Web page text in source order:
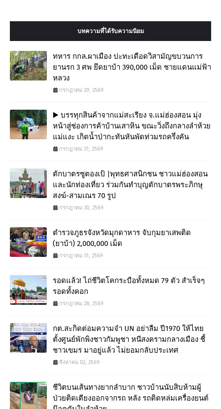
บทความที่ได้รับความนิยม
ทหาร กกล.ผาเมือง ปะทะเดือดวิสามัญขบวนการ
ยานรก 3 ศพ ยึดยาบ้า 390,000 เม็ด ชายแดนแม่ฟ้า
หลวง
กรกฎาคม 29, 2569
▶️ บรรทุกสินค้าจากแม่สะเรียง จ.แม่ฮ่องสอน มุ่ง
หน้าสู่ช่องการค้าบ้านเสาหิน ขณะวิ่งถึงกลางลำห้วย
แม่แงะ เกิดน้ำป่ากะทันหันพัดท่วมรถครึ่งคัน
กรกฎาคม 31, 2569
ตักบาตรซูตองเป้ |พุทธศาสนิกชน ชาวแม่ฮ่องสอน
และนักท่องเที่ยว ร่วมกันทำบุญตักบาตรพระภิกษุ
สงฆ์-สามเณร 70 รูป
กรกฎาคม 30, 2569
ตำรวจภูธรจังหวัดมุกดาหาร จับกุมยาเสพติด
(ยาบ้า) 2,000,000 เม็ด
กรกฎาคม 31, 2569
รอดแล้ว! ไถ่ชีวิตโคกระบือทั้งหมด 79 ตัว สำเร็จๆ
รอดทั้งคอก
กรกฎาคม 28, 2569
กต.สะกิดต่อมความจำ UN อย่าลืม ปี1970 ให้ไทย
ตั้งศูนย์พักพิงชาวกัมพูชา หนีสงครามกลางเมือง ชี้
ชาวเขมร มาอยู่แล้ว ไม่ยอมกลับประเทศ
สิงหาคม 02, 2569
ชีวิตบนเส้นทางยากลำบาก ชาวบ้านนับสิบห้ามผู้
ป่วยติดเตียงออกจากรถ หลัง รถติดหล่มเครื่องยนต์